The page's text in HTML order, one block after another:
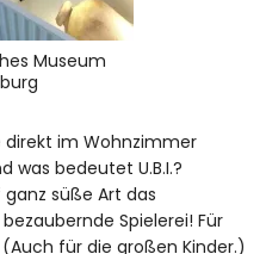
Museum
direkt im Wohnzimmer
was bedeutet U.B.I.?
ganz süße Art das
Spielerei! Für
für die großen Kinder.)